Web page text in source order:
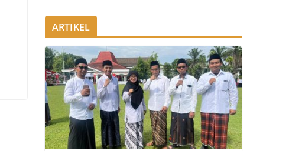
ARTIKEL